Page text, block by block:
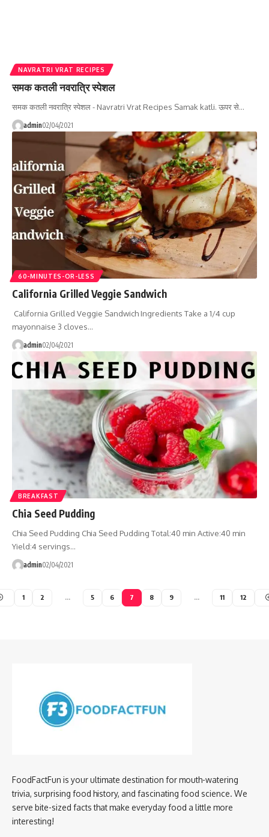
NAVRATRI VRAT RECIPES
समक कतली नवरात्रि स्पेशल
समक कतली नवरात्रि स्पेशल - Navratri Vrat Recipes Samak katli. ऊपर से…
admin02/04/2021
60-MINUTES-OR-LESS
California Grilled Veggie Sandwich
California Grilled Veggie Sandwich Ingredients Take a 1/4 cup
mayonnaise 3 cloves…
admin02/04/2021
BREAKFAST
Chia Seed Pudding
Chia Seed Pudding Chia Seed Pudding Total:40 min Active:40 min
Yield:4 servings…
admin02/04/2021
1 2 … 5 6 7 8 9 … 11 12
FoodFactFun is your ultimate destination for mouth-watering
trivia, surprising food history, and fascinating food science. We
serve bite-sized facts that make everyday food a little more
interesting!